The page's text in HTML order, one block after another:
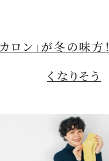
カロン」が冬の味
くなりそう